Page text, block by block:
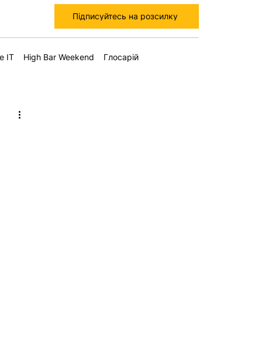
Підписуйтесь на розсилку
IT High Bar Weekend Глосарій